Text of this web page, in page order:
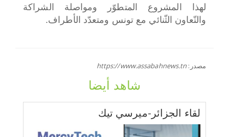
لهذا المشروع المتطوّر ومواصلة الشراكة
والتّعاون الثّنائي مع تونس ومتعدّد الأطراف.
مصدر: https://www.assabahnews.tn
شاهد أيضا
لقاء الجزائر-ميرسي تيك